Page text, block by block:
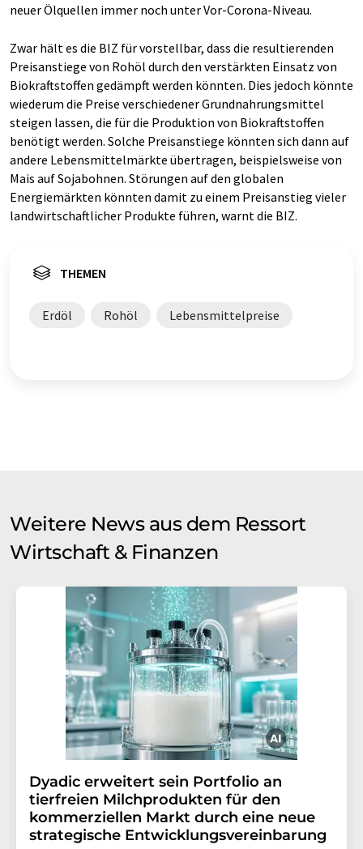
neuer Ölquellen immer noch unter Vor-Corona-Niveau.
Zwar hält es die BIZ für vorstellbar, dass die resultierenden
Preisanstiege von Rohöl durch den verstärkten Einsatz von
Biokraftstoffen gedämpft werden könnten. Dies jedoch könnte
wiederum die Preise verschiedener Grundnahrungsmittel
steigen lassen, die für die Produktion von Biokraftstoffen
benötigt werden. Solche Preisanstiege könnten sich dann auf
andere Lebensmittelmärkte übertragen, beispielsweise von
Mais auf Sojabohnen. Störungen auf den globalen
Energiemärkten könnten damit zu einem Preisanstieg vieler
landwirtschaftlicher Produkte führen, warnt die BIZ.
THEMEN
Erdöl Rohöl Lebensmittelpreise
Weitere News aus dem Ressort
Wirtschaft & Finanzen
Dyadic erweitert sein Portfolio an
tierfreien Milchprodukten für den
kommerziellen Markt durch eine neue
strategische Entwicklungsvereinbarung